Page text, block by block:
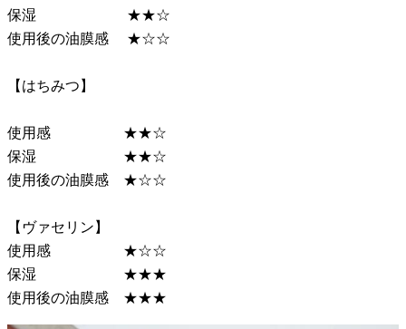
保湿 ★★☆
使用後の油膜感 ★☆☆
【はちみつ】
使用感 ★★☆
保湿 ★★☆
使用後の油膜感 ★☆☆
【ヴァセリン】
使用感 ★☆☆
保湿 ★★★
使用後の油膜感 ★★★